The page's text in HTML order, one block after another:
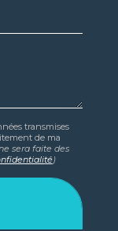
transmises
de ma
sera faite des
)